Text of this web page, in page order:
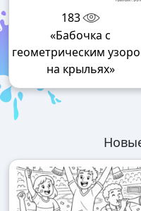
183
«Бабочка с
геометрическим
на крыльях»